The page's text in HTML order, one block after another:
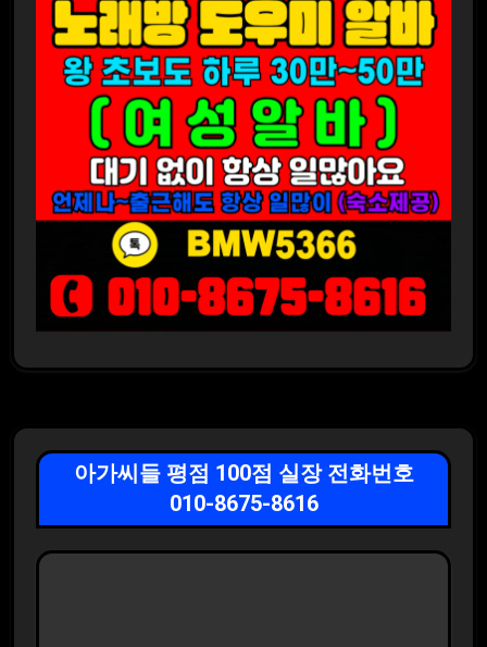
아가씨들 평점 100점 실장 전화번호
010-8675-8616